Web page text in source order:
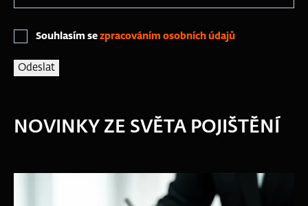
Souhlasím se zpracováním osobních údajů
NOVINKY ZE SVĚTA POJIŠTĚNÍ